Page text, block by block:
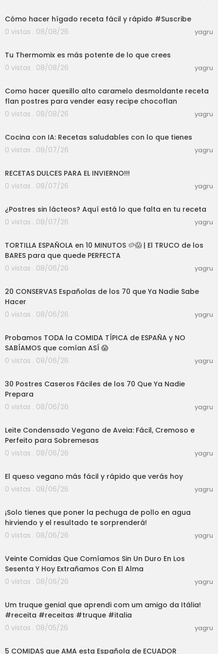
Cómo hacer hígado receta fácil y rápido #Suscribe
0 vistas . 08/08/26
yagru
Tu Thermomix es más potente de lo que crees
0 vistas . 08/08/26
yagru
Como hacer quesillo alto caramelo desmoldante receta
flan postres para vender easy recipe chocoflan
0 vistas . 08/08/26
yagru
Cocina con IA: Recetas saludables con lo que tienes
0 vistas . 08/07/26
yagru
RECETAS DULCES PARA EL INVIERNO!!!
0 vistas . 08/07/26
yagru
¿Postres sin lácteos? Aquí está lo que falta en tu receta
0 vistas . 08/07/26
yagru
TORTILLA ESPAÑOLA en 10 MINUTOS 🥔😱 | El TRUCO de los
BARES para que quede PERFECTA
0 vistas . 08/06/26
yagru
20 CONSERVAS Españolas de los 70 que Ya Nadie Sabe
Hacer
0 vistas . 08/06/26
yagru
Probamos TODA la COMIDA TÍPICA de ESPAÑA y NO
SABÍAMOS que comían ASÍ 😱
0 vistas . 08/06/26
yagru
30 Postres Caseros Fáciles de los 70 Que Ya Nadie
Prepara
0 vistas . 08/06/26
yagru
Leite Condensado Vegano de Aveia: Fácil, Cremoso e
Perfeito para Sobremesas
0 vistas . 08/06/26
yagru
El queso vegano más fácil y rápido que verás hoy
0 vistas . 08/06/26
yagru
¡Solo tienes que poner la pechuga de pollo en agua
hirviendo y el resultado te sorprenderá!
0 vistas . 08/06/26
yagru
Veinte Comidas Que Comíamos Sin Un Duro En Los
Sesenta Y Hoy Extrañamos Con El Alma
0 vistas . 08/06/26
yagru
Um truque genial que aprendi com um amigo da Itália!
#receita #receitas #truque #italia
0 vistas . 08/05/26
yagru
5 COMIDAS que AMA esta Española de ECUADOR